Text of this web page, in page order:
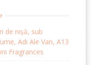
de nișă, sub
Adi Ale Van, A13
Fragrances